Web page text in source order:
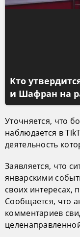
Кто
и Шафран на
Уточняется, что
наблюдается в
деятельность
Заявляется, что
январскими
своих интересах,
Сообщается, что
комментариев